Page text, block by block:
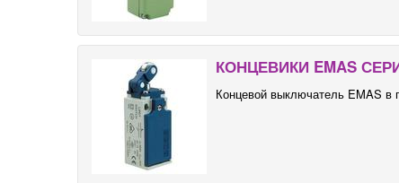
КОНЦЕВИКИ EMAS
Концевой выключатель EMAS в